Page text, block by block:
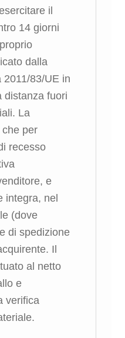
il
14 giorni
dalla
2011/83/UE in
distanza fuori
La
per
recesso
e
integra, nel
(dove
di spedizione
Il
al netto
e
verifica